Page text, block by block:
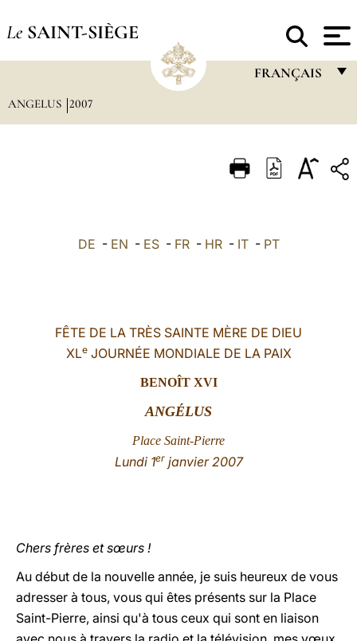
Le SAINT-SIÈGE
FRANÇAIS
ITALIANO
中文
ANGELUS 2007
DE - EN - ES- FR- HR- IT- PT
FÊTE DE LA TRÈS SAINTE MÈRE DE DIEU
XLeJOURNÉE MONDIALE DE LA PAIX
BENOÎT XVI
ANGÉLUS
Place Saint-Pierre
Lundi1erjanvier 2007
Chers frères et sœurs !
Au début de la nouvelle année, je suis heureux de vous
adresser à tous, vous qui êtes présents sur la Place
Saint-Pierre, ainsi qu'à tous ceux qui sont en liaison